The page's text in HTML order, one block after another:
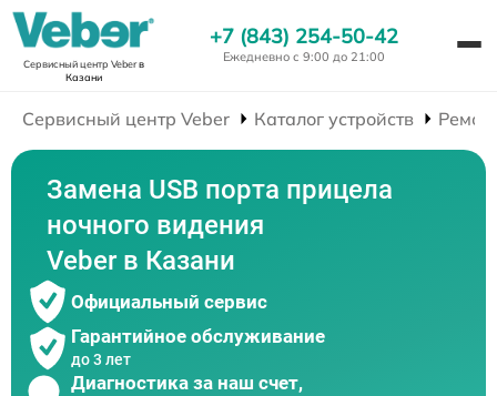
Сервисный центр Veberв
Казани
+7 (843) 254-50-42
Ежедневно с 9:00 до 21:00
Сервисный центр Veber Каталог устройств
Замена USB порта прицела
ночного видения
Veber в Казани
Официальный сервис
Гарантийное обслуживание
до 3 лет
Диагностика за наш счет,